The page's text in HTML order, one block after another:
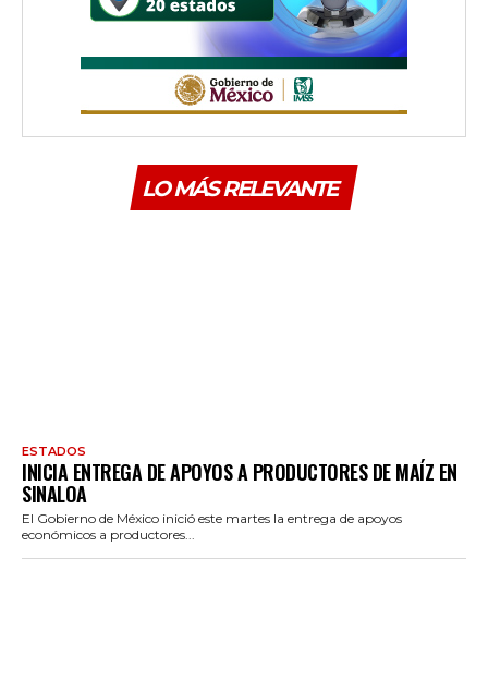
LO MÁS RELEVANTE
ESTADOS
INICIA ENTREGA DE APOYOS A PRODUCTORES DE MAÍZ EN
SINALOA
El Gobierno de México inició este martes la entrega de apoyos
económicos a productores...